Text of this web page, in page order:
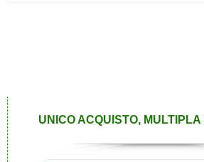
UNICO ACQUISTO, MULTIPLA